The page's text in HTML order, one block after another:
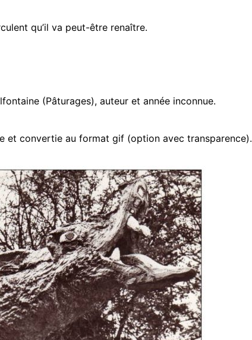
qu’il va peut-être renaître.
(Pâturages), auteur et année inconnue.
et convertie au format gif (option avec transparence).